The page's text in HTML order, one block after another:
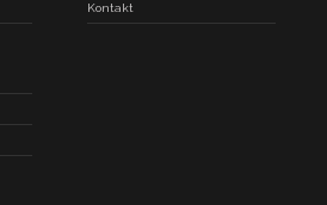
Kontakt